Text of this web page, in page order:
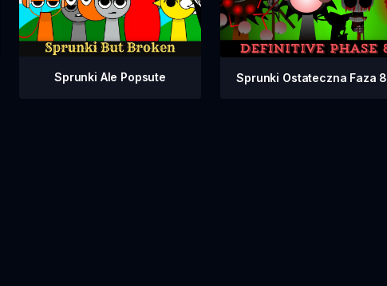
Sprunki Ale Popsute Sprunki Ostateczna Faza 8